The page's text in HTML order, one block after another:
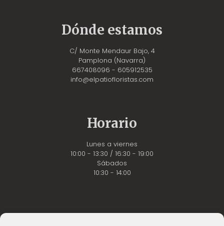
Dónde estamos
C/ Monte Mendaur Bajo, 4
Pamplona (Navarra)
667408096 - 605912535
info@elpatiofloristas.com
Horario
Lunes a viernes
10:00 - 13:30 / 16:30 - 19:00
Sábados
10:30 - 14:00